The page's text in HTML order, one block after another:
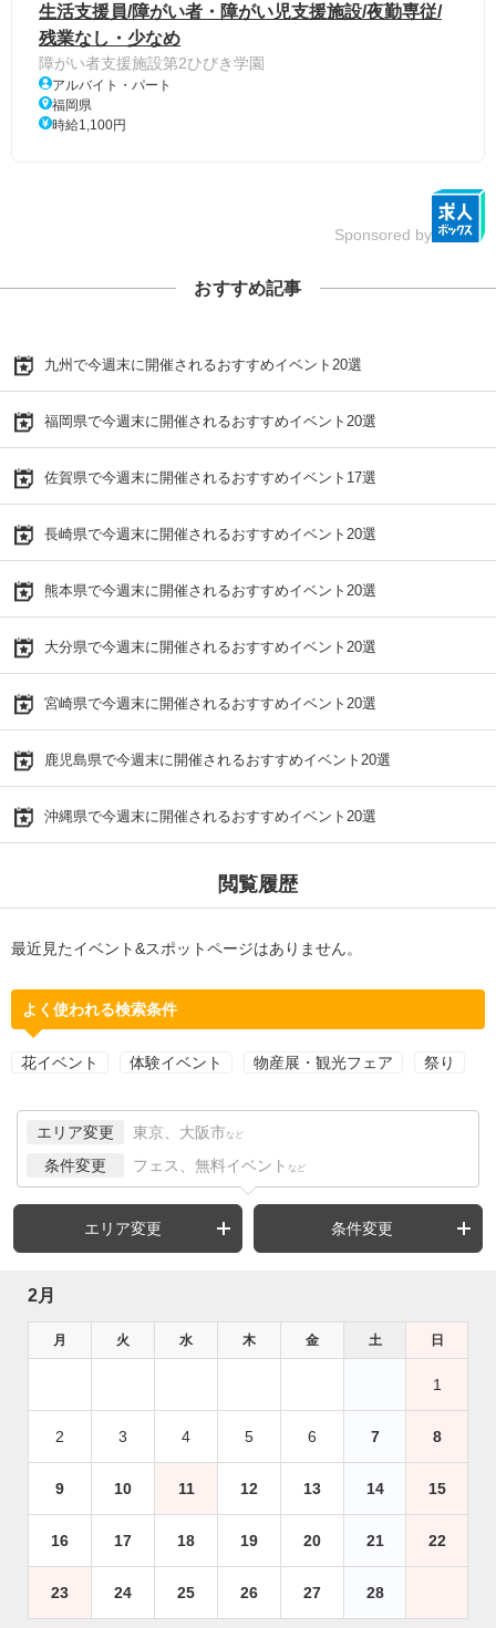
生活支援員/障がい者・障がい児支援施設/夜勤専従/
残業なし・少なめ
障がい者支援施設第2ひびき学園
アルバイト・パート
福岡県
時給1,100円
Sponsored by
おすすめ記事
九州で今週末に開催されるおすすめイベント20選
福岡県で今週末に開催されるおすすめイベント20選
佐賀県で今週末に開催されるおすすめイベント17選
長崎県で今週末に開催されるおすすめイベント20選
熊本県で今週末に開催されるおすすめイベント20選
大分県で今週末に開催されるおすすめイベント20選
宮崎県で今週末に開催されるおすすめイベント20選
鹿児島県で今週末に開催されるおすすめイベント20選
沖縄県で今週末に開催されるおすすめイベント20選
閲覧履歴
最近見たイベント&スポットページはありません。
よく使われる検索条件
花イベント 体験イベント 物産展・観光フェア 祭り
エリア変更 東京、大阪市 など
条件変更 フェス、無料イベント など
エリア変更 条件変更
2月
月 火 水 木 金 土 日
1
2 3 4 5 6 7 8
9 10 11 12 13 14 15
16 17 18 19 20 21 22
23 24 25 26 27 28